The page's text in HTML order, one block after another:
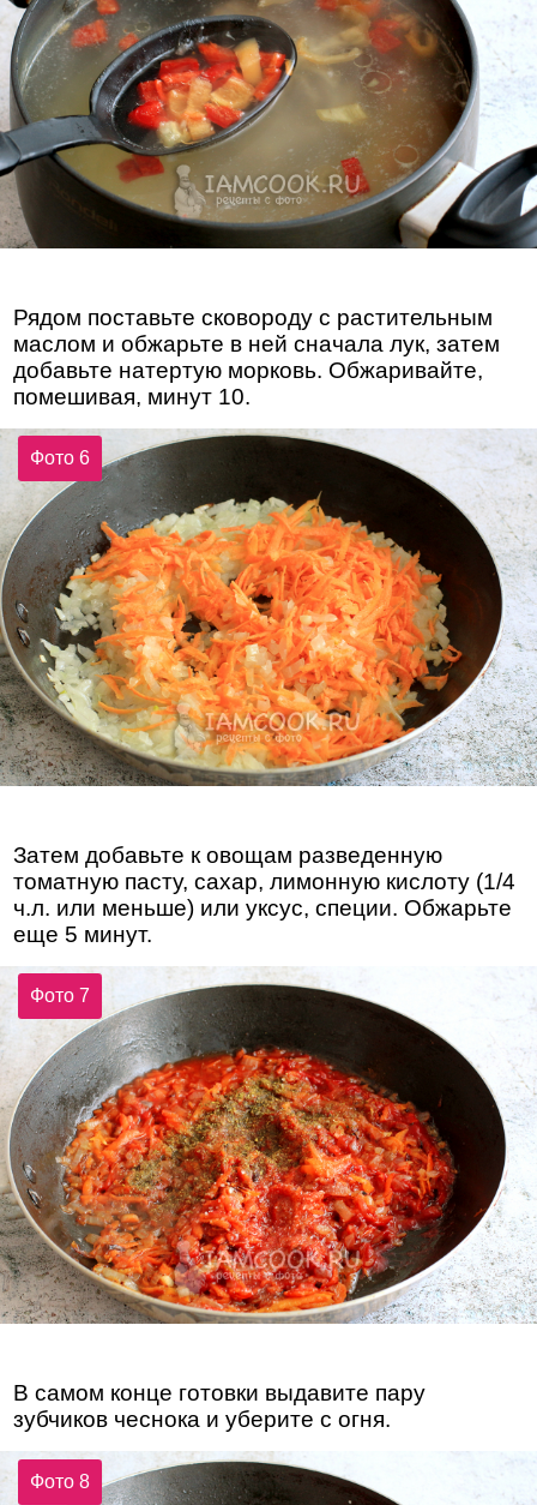
Рядом поставьте сковороду с растительным
маслом и обжарьте в ней сначала лук, затем
добавьте натертую морковь. Обжаривайте,
помешивая, минут 10.
Фото 6
Затем добавьте к овощам разведенную
томатную пасту, сахар, лимонную кислоту (1/4
ч.л. или меньше) или уксус, специи. Обжарьте
еще 5 минут.
Фото 7
В самом конце готовки выдавите пару
зубчиков чеснока и уберите с огня.
Фото 8